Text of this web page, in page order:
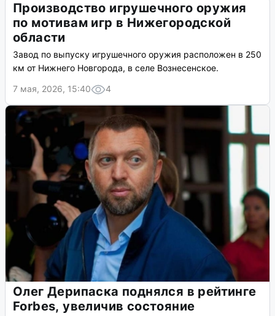
Производство игрушечного оружия
по мотивам игр в Нижегородской
области
Завод по выпуску игрушечного оружия расположен в 250
км от Нижнего Новгорода, в селе Вознесенское.
7 мая, 2026, 15:40
4
Олег Дерипаска поднялся в рейтинге
Forbes, увеличив состояние